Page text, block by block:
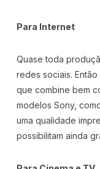
Para Internet
Quase toda
redes sociais.
que combine bem
modelos Sony,
uma qualidade
possibilitam ainda